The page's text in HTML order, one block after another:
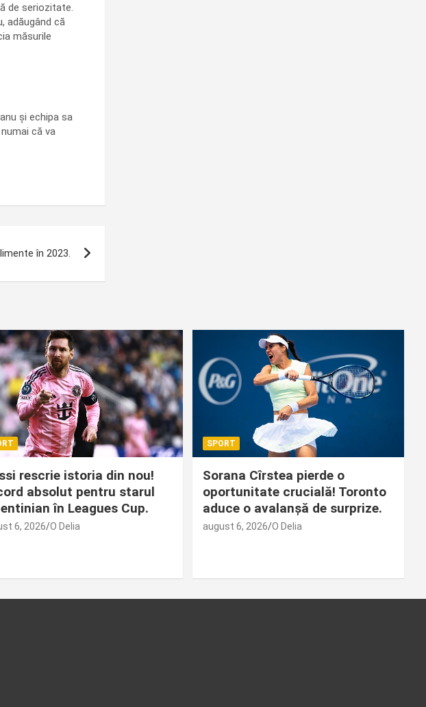
de seriozitate.
adăugând că
măsurile
și echipa sa
că va
în 2023.
rescrie istoria din nou!
absolut pentru starul
în Leagues Cup.
6, 2026 O Delia
SPORT
Sorana Cîrstea pierde o
oportunitate crucială! Toronto
aduce o avalanșă de surprize.
august 6, 2026 O Delia